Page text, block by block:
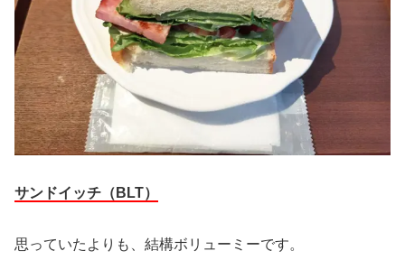
サンドイッチ（BLT）
思っていたよりも、結構ボリューミーです。